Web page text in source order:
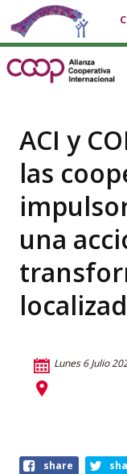
ACI y
las
una
Lunes 6 Julio
Shareshare